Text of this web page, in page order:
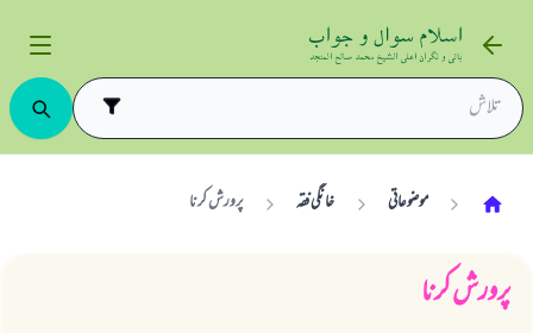
موضوعاتی خانگی فقہ پرورش کرنا
پرورش کرنا